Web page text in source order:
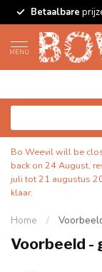
Betaalbare
MENU
Bo Weevil will be
back on 24 August,
juli tot 21 augustus
klaar.
Home /
Voorbeeld -